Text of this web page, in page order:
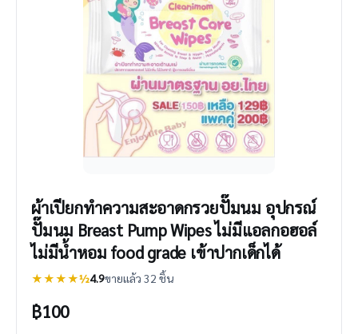
ผ้าเปียกทำความสะอาดกรวยปั๊มนม อุปกรณ์
ปั๊มนม Breast Pump Wipes ไม่มีแอลกอฮอล์
ไม่มีน้ำหอม food grade เข้าปากเด็กได้
★★★★½4.9ขายแล้ว 32 ชิ้น
฿100